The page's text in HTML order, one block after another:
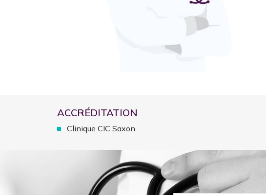
ACCRÉDITATION
Clinique CIC Saxon
La Clinique
LeCentre